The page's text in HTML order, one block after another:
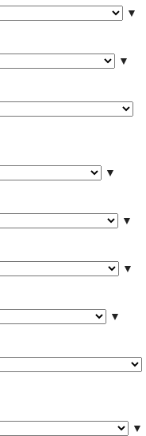
▼
▼
▼
▼
▼
▼
▼